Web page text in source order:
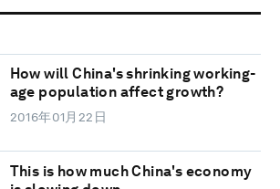
How will China's shrinking working-
age population affect growth?
2016年01月22日
This is how much China's economy